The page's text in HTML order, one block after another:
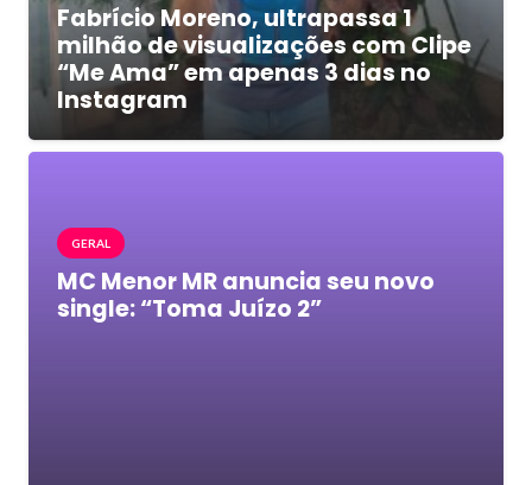
Fabrício Moreno, ultrapassa 1
milhão de visualizações com Clipe
“Me Ama” em apenas 3 dias no
Instagram
GERAL
MC Menor MR anuncia seu novo
single: “Toma Juízo 2”